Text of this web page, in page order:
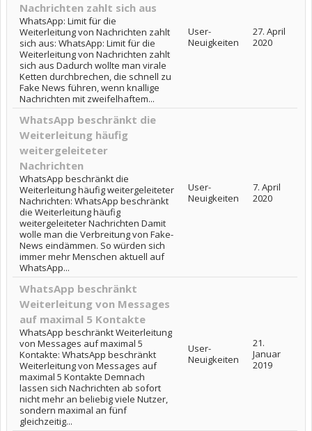
Nachrichten zahlt sich aus
WhatsApp: Limit für die
Weiterleitung von Nachrichten zahlt
sich aus: WhatsApp: Limit für die
Weiterleitung von Nachrichten zahlt
sich aus Dadurch wollte man virale
Ketten durchbrechen, die schnell zu
Fake News führen, wenn knallige
Nachrichten mit zweifelhaftem...
User-
Neuigkeiten
27. April
2020
WhatsApp beschränkt die
Weiterleitung häufig
weitergeleiteter
Nachrichten
WhatsApp beschränkt die
Weiterleitung häufig weitergeleiteter
Nachrichten: WhatsApp beschränkt
die Weiterleitung häufig
weitergeleiteter Nachrichten Damit
wolle man die Verbreitung von Fake-
News eindämmen. So würden sich
immer mehr Menschen aktuell auf
WhatsApp...
User-
Neuigkeiten
7. April
2020
WhatsApp beschränkt
Weiterleitung von Messages
auf maximal 5 Kontakte
WhatsApp beschränkt Weiterleitung
von Messages auf maximal 5
Kontakte: WhatsApp beschränkt
Weiterleitung von Messages auf
maximal 5 Kontakte Demnach
lassen sich Nachrichten ab sofort
nicht mehr an beliebig viele Nutzer,
sondern maximal an fünf
gleichzeitig...
User-
Neuigkeiten
21.
Januar
2019